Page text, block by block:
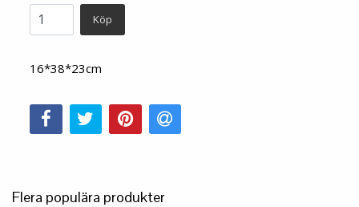
Köp
16*38*23cm
Flera populära produkter